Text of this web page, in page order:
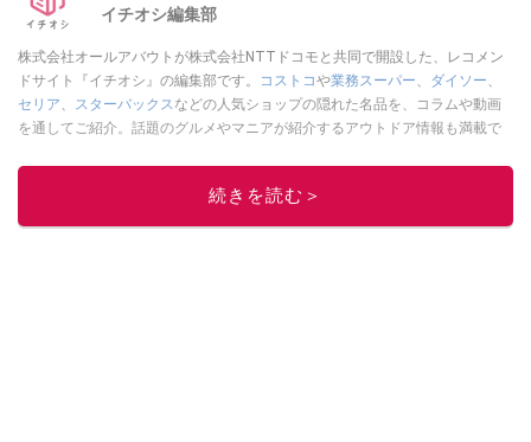
イチオシ編集部
株式会社オールアバウトが株式会社NTTドコモと共同で開設した、レコメン
ドサイト『イチオシ』の編集部です。
コストコや業務スーパー ダイソー
セリア
スターバックス などの人気ショップの隠れた名品を、コラムや動画
を通してご紹介。話題のグルメやマニアが紹介するアウトドア情報も満載で
レビューしています。毎日トレンド情報をお届けしているので、ぜひ
してください！続きを読む＞